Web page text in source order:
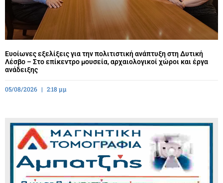
Ευοίωνες εξελίξεις για την πολιτιστική ανάπτυξη στη Δυτική
Λέσβο – Στο επίκεντρο μουσεία, αρχαιολογικοί χώροι και έργα
ανάδειξης
05/08/2026 2:18 μμ